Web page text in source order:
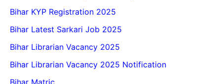
Bihar KYP Registration 2025
Bihar Latest Sarkari Job 2025
Bihar Librarian Vacancy 2025
Bihar Librarian Vacancy 2025 Notification